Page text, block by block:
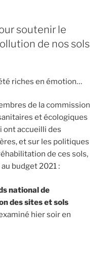
soutenir le
de nos sols
riches en émotion…
de la commission
et écologiques
ont accueilli des
et sur les politiques
de ces sols,
budget 2021 :
national de
des sites et sols
hier soir en